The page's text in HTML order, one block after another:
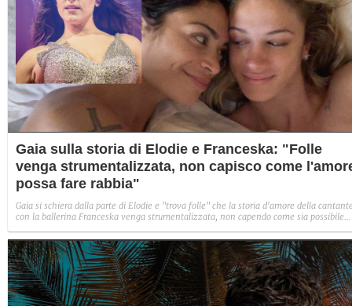
Gaia sulla storia di Elodie e Franceska: "Folle
venga strumentalizzata, non capisco come
possa fare rabbia"
Gaia si schiera dalla parte di Elodie e "trova folle" che la storia d'amore della
con la ballerina Franceska venga strumentalizzata, non capendo come sia possibile